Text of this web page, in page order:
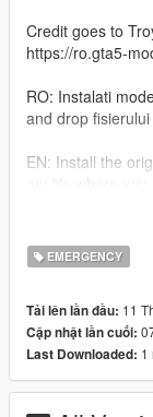
Credit goes to
https://ro.gta5-
RO: Instalati
and drop
EN: Install the
RO: Va recomand
RO: Veti gasi
EN: You will find
EMERGENCY
Tải lên lần đầu: 11
Cập nhật lần cuối:
Last Downloaded: 1